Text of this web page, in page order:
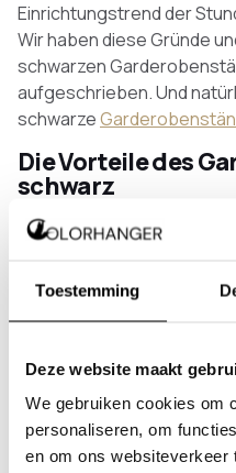
Toestemming
Deze website maakt
We gebruiken cookies om
personaliseren, om
en om ons websiteverkeer
Einrichtungstrend der
Wir haben diese Gründe
schwarzen
aufgeschrieben. Und
schwarze
Die Vorteile des
schwarz
Der Garderobenständer
haben diese Vorteile kurz
Garderobenständers im
Streng modisch;
Leicht sauber zu halten:
Immer eine